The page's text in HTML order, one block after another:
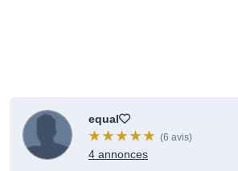
equal
(6 avis)
4 annonces